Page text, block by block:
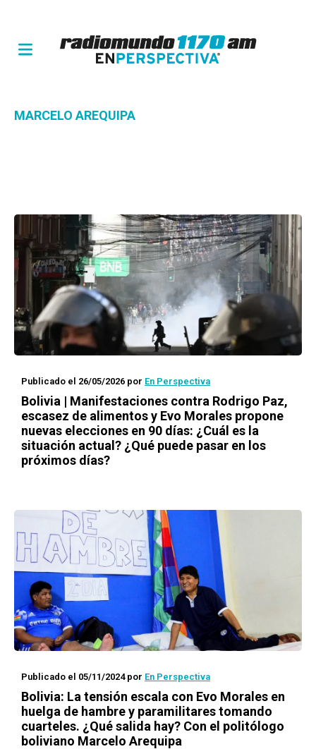
MARCELO AREQUIPA
Publicado el 26/05/2026 por En Perspectiva
Bolivia | Manifestaciones contra Rodrigo Paz,
escasez de alimentos y Evo Morales propone
nuevas elecciones en 90 días: ¿Cuál es la
situación actual? ¿Qué puede pasar en los
próximos días?
Publicado el 05/11/2024por En Perspectiva
Bolivia: La tensión escala con Evo Morales en
huelga de hambre y paramilitares tomando
cuarteles. ¿Qué salida hay? Con el politólogo
boliviano Marcelo Arequipa